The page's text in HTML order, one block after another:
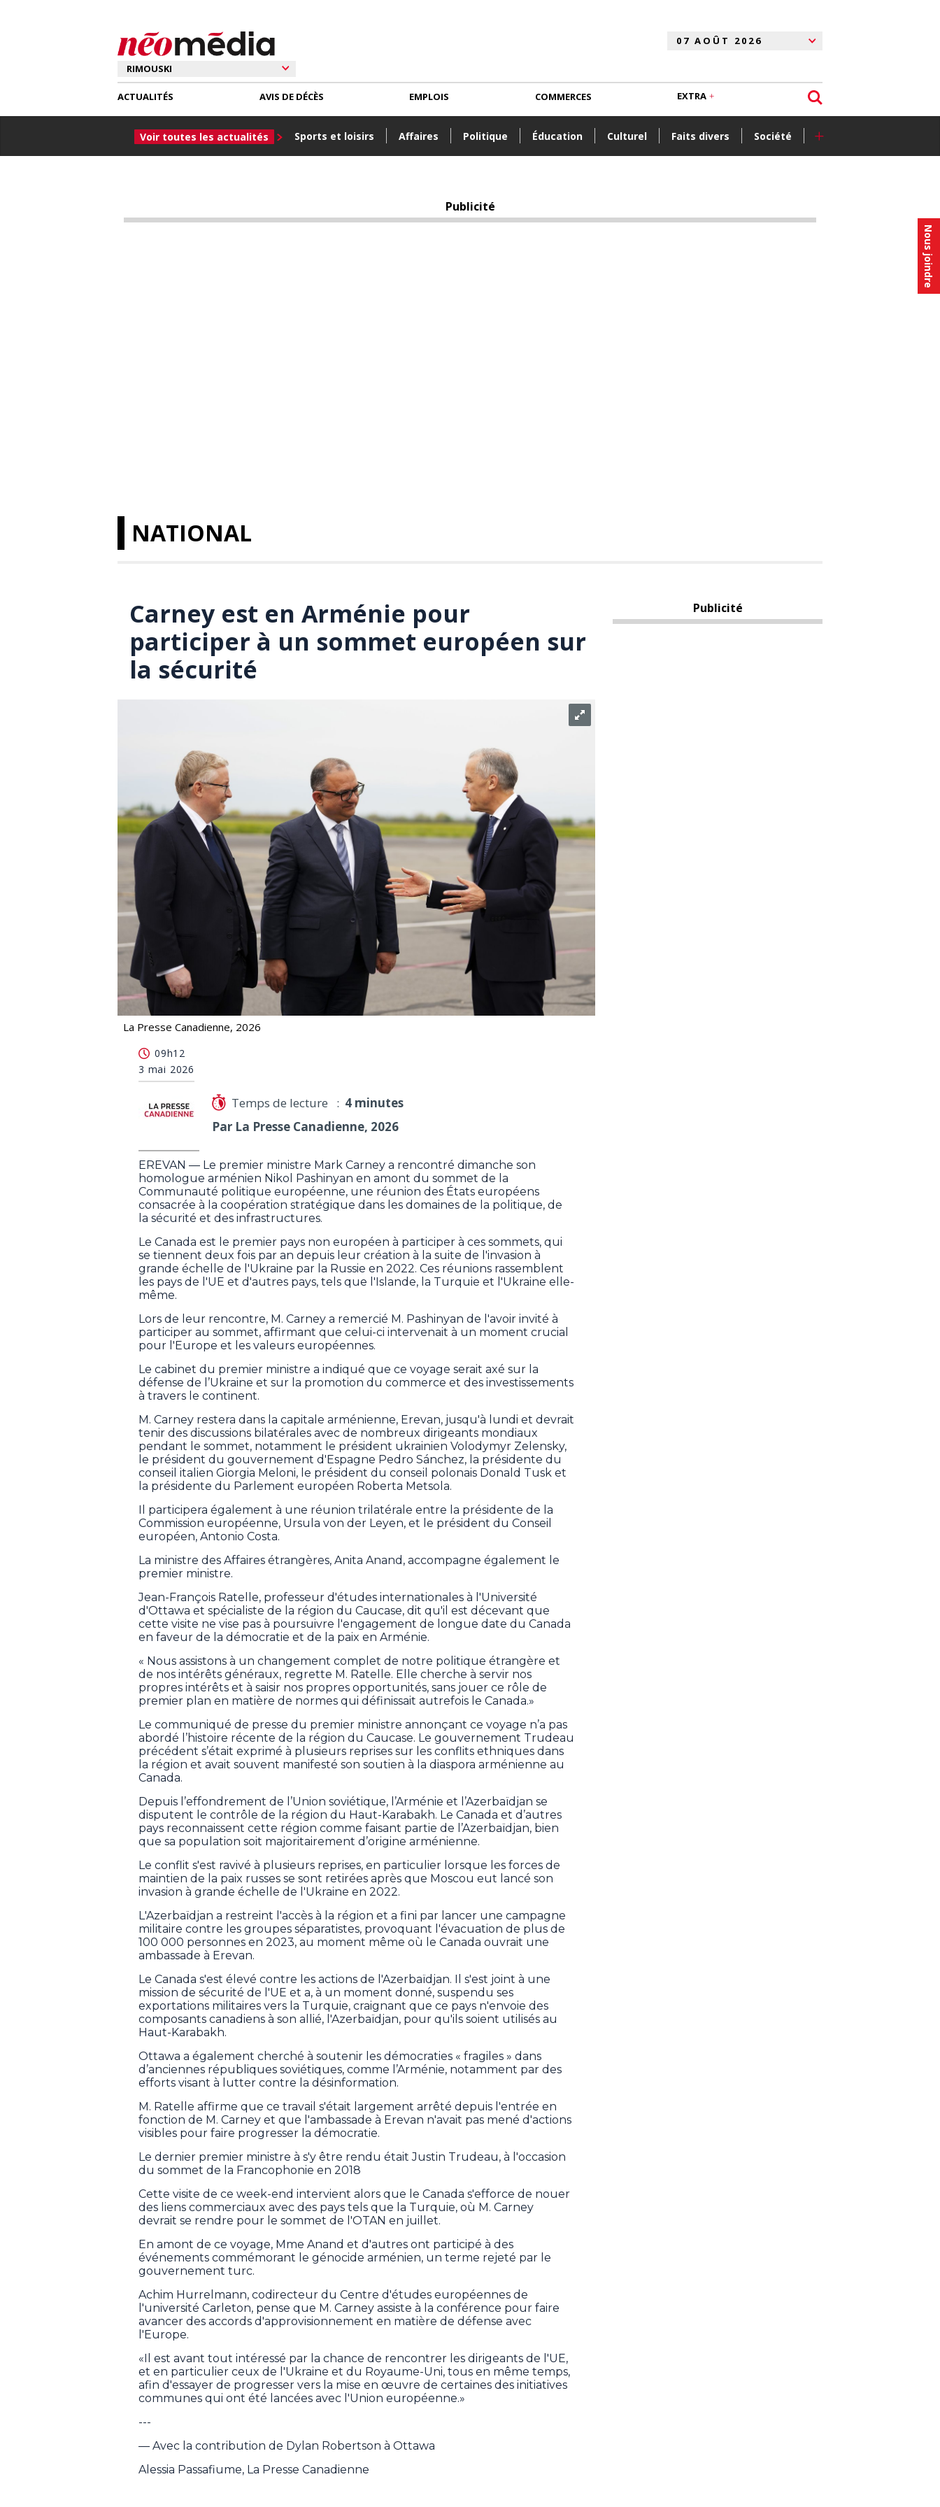
Nous joindre
ACTUALITÉS
Voir toutes les actualités Sports et loisirs Affaires Politique Éducation Culturel Faits divers Société +
AVIS DE DÉCÈS EMPLOIS COMMERCES EXTRA
Publicité
NATIONAL
Carney est en Arménie pour
participer à un sommet européen sur
la sécurité
La Presse Canadienne, 2026
09h12
3 mai 2026
Temps de lecture : 4 minutes
Par La Presse Canadienne, 2026
EREVAN — Le premier ministre Mark Carney a rencontré dimanche son
homologue arménien Nikol Pashinyan en amont du sommet de la
Communauté politique européenne, une réunion des États européens
consacrée à la coopération stratégique dans les domaines de la politique, de
la sécurité et des infrastructures.
Le Canada est le premier pays non européen à participer à ces sommets, qui
se tiennent deux fois par an depuis leur création à la suite de l'invasion à
grande échelle de l'Ukraine par la Russie en 2022. Ces réunions rassemblent
les pays de l'UE et d'autres pays, tels que l'Islande, la Turquie et l'Ukraine elle-
même.
Lors de leur rencontre, M. Carney a remercié M. Pashinyan de l'avoir invité à
participer au sommet, affirmant que celui-ci intervenait à un moment crucial
pour l'Europe et les valeurs européennes.
Le cabinet du premier ministre a indiqué que ce voyage serait axé sur la
défense de l’Ukraine et sur la promotion du commerce et des investissements
à travers le continent.
M. Carney restera dans la capitale arménienne, Erevan, jusqu'à lundi et devrait
tenir des discussions bilatérales avec de nombreux dirigeants mondiaux
pendant le sommet, notamment le président ukrainien Volodymyr Zelensky,
le président du gouvernement d'Espagne Pedro Sánchez, la présidente du
conseil italien Giorgia Meloni, le président du conseil polonais Donald Tusk et
la présidente du Parlement européen Roberta Metsola.
Il participera également à une réunion trilatérale entre la présidente de la
Commission européenne, Ursula von der Leyen, et le président du Conseil
européen, Antonio Costa.
La ministre des Affaires étrangères, Anita Anand, accompagne également le
premier ministre.
Jean-François Ratelle, professeur d'études internationales à l'Université
d'Ottawa et spécialiste de la région du Caucase, dit qu'il est décevant que
cette visite ne vise pas à poursuivre l'engagement de longue date du Canada
en faveur de la démocratie et de la paix en Arménie.
« Nous assistons à un changement complet de notre politique étrangère et
de nos intérêts généraux, regrette M. Ratelle. Elle cherche à servir nos
propres intérêts et à saisir nos propres opportunités, sans jouer ce rôle de
premier plan en matière de normes qui définissait autrefois le Canada.»
Le communiqué de presse du premier ministre annonçant ce voyage n’a pas
abordé l’histoire récente de la région du Caucase. Le gouvernement Trudeau
précédent s’était exprimé à plusieurs reprises sur les conflits ethniques dans
la région et avait souvent manifesté son soutien à la diaspora arménienne au
Canada.
Depuis l’effondrement de l’Union soviétique, l’Arménie et l’Azerbaïdjan se
disputent le contrôle de la région du Haut-Karabakh. Le Canada et d’autres
pays reconnaissent cette région comme faisant partie de l’Azerbaïdjan, bien
que sa population soit majoritairement d’origine arménienne.
Le conflit s'est ravivé à plusieurs reprises, en particulier lorsque les forces de
maintien de la paix russes se sont retirées après que Moscou eut lancé son
invasion à grande échelle de l'Ukraine en 2022.
L'Azerbaïdjan a restreint l'accès à la région et a fini par lancer une campagne
militaire contre les groupes séparatistes, provoquant l'évacuation de plus de
100 000 personnes en 2023, au moment même où le Canada ouvrait une
ambassade à Erevan.
Le Canada s'est élevé contre les actions de l'Azerbaïdjan. Il s'est joint à une
mission de sécurité de l'UE et a, à un moment donné, suspendu ses
exportations militaires vers la Turquie, craignant que ce pays n'envoie des
composants canadiens à son allié, l'Azerbaïdjan, pour qu'ils soient utilisés au
Haut-Karabakh.
Ottawa a également cherché à soutenir les démocraties « fragiles » dans
d’anciennes républiques soviétiques, comme l’Arménie, notamment par des
efforts visant à lutter contre la désinformation.
M. Ratelle affirme que ce travail s'était largement arrêté depuis l'entrée en
fonction de M. Carney et que l'ambassade à Erevan n'avait pas mené d'actions
visibles pour faire progresser la démocratie.
Le dernier premier ministre à s'y être rendu était Justin Trudeau, à l'occasion
du sommet de la Francophonie en 2018
Cette visite de ce week-end intervient alors que le Canada s'efforce de nouer
des liens commerciaux avec des pays tels que la Turquie, où M. Carney
devrait se rendre pour le sommet de l'OTAN en juillet.
En amont de ce voyage, Mme Anand et d'autres ont participé à des
événements commémorant le génocide arménien, un terme rejeté par le
gouvernement turc.
Achim Hurrelmann, codirecteur du Centre d'études européennes de
l'université Carleton, pense que M. Carney assiste à la conférence pour faire
avancer des accords d'approvisionnement en matière de défense avec
l'Europe.
«Il est avant tout intéressé par la chance de rencontrer les dirigeants de l'UE,
et en particulier ceux de l'Ukraine et du Royaume-Uni, tous en même temps,
afin d'essayer de progresser vers la mise en œuvre de certaines des initiatives
communes qui ont été lancées avec l'Union européenne.»
---
— Avec la contribution de Dylan Robertson à Ottawa
Alessia Passafiume, La Presse Canadienne
Publicité